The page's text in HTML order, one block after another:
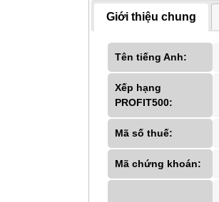
Giới thiệu chung
Tên tiếng Anh:
Xếp hạng
PROFIT500:
Mã số thuế:
Mã chứng khoán: